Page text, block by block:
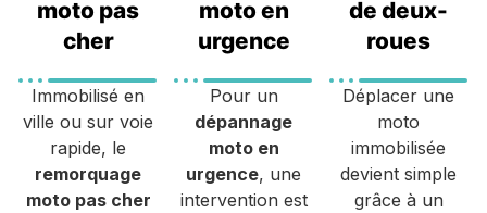
moto pas
cher
Immobilisé en
ville ou sur voie
rapide, le
remorquage
moto pas cher
moto en
urgence
Pour un
dépannage
moto en
urgence, une
intervention est
de deux-
roues
Déplacer une
moto
immobilisée
devient simple
grâce à un